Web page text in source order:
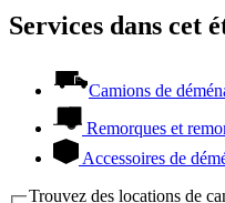
Services dans cet
Camions de
Remorques et
Accessoires de
Trouvez des locations de